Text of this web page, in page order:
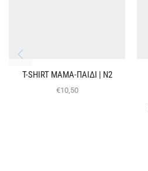
T-SHIRT ΜΑΜΑ-ΠΑΙΔΙ | Ν2
€10,50